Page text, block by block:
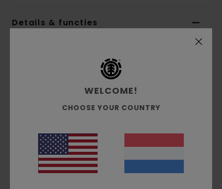
Details & functies
Kleurcode
Geborsteld aan de binnenkant
Met pigment geverfd
Logoborduursel op de borst.
WELCOME!
CHOOSE YOUR COUNTRY